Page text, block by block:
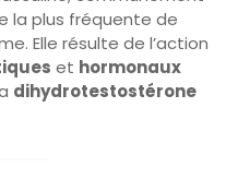
la plus fréquente de
Elle résulte de l’action
et hormonaux
dihydrotestostérone